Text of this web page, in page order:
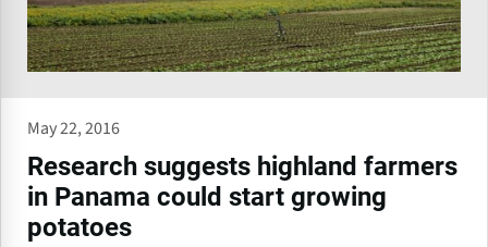
May 22, 2016
Research suggests highland farmers
in Panama could start growing
potatoes